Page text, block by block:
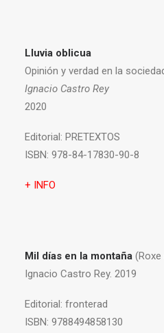
Lluvia oblicua
Opinión y verdad en la
Ignacio Castro Rey
2020
Editorial: PRETEXTOS
ISBN: 978-84-17830-90-8
+ INFO
Mil días en la montaña (Roxe
Ignacio Castro Rey. 2019
Editorial: fronterad
ISBN: 9788494858130